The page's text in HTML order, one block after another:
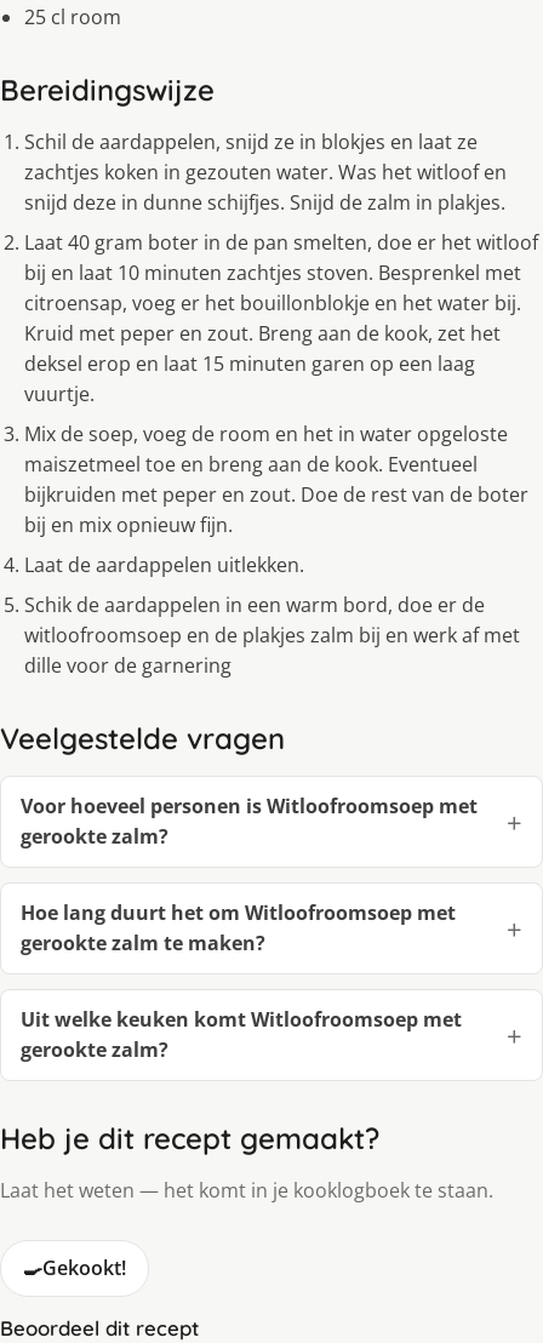
25 cl room
Bereidingswijze
Schil de aardappelen, snijd ze in blokjes en laat ze
zachtjes koken in gezouten water. Was het witloof en
snijd deze in dunne schijfjes. Snijd de zalm in plakjes.
Laat 40 gram boter in de pan smelten, doe er het witloof
bij en laat 10 minuten zachtjes stoven. Besprenkel met
citroensap, voeg er het bouillonblokje en het water bij.
Kruid met peper en zout. Breng aan de kook, zet het
deksel erop en laat 15 minuten garen op een laag
vuurtje.
Mix de soep, voeg de room en het in water opgeloste
maiszetmeel toe en breng aan de kook. Eventueel
bijkruiden met peper en zout. Doe de rest van de boter
bij en mix opnieuw fijn.
Laat de aardappelen uitlekken.
Schik de aardappelen in een warm bord, doe er de
witloofroomsoep en de plakjes zalm bij en werk af met
dille voor de garnering
Veelgestelde vragen
Voor hoeveel personen is Witloofroomsoep met
gerookte zalm?
Hoe lang duurt het om Witloofroomsoep met
gerookte zalm te maken?
Uit welke keuken komt Witloofroomsoep met
gerookte zalm?
Heb je dit recept gemaakt?
Laat het weten — het komt in je kooklogboek te staan.
🍳Gekookt!
Beoordeel dit recept